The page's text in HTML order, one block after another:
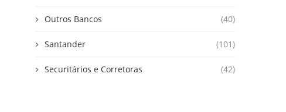
Outros Bancos (40)
Santander (101)
Securitários e Corretoras (42)